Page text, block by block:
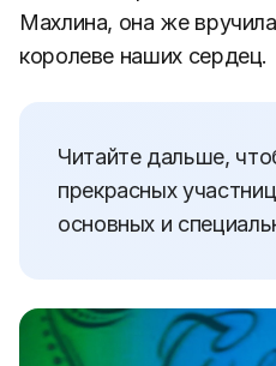
Махлина, она же
королеве наших сердец.
Читайте дальше,
прекрасных
основных и